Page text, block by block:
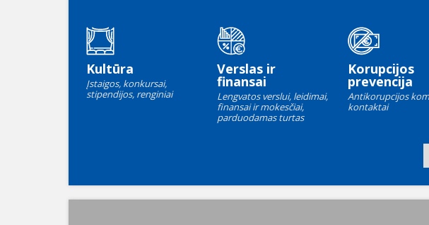
Kultūra
Įstaigos, konkursai,
stipendijos, renginiai
Verslas ir
finansai
Lengvatos verslui, leidimai,
finansai ir mokesčiai,
parduodamas turtas
Korupcijos
prevencija
Antikorupcijos
kontaktai